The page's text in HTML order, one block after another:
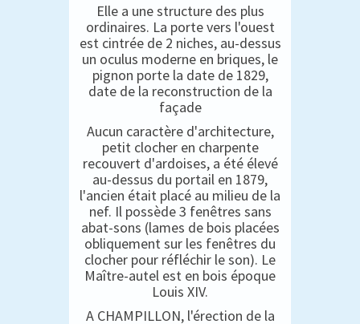
Elle a une structure des plus
ordinaires. La porte vers l'ouest
est cintrée de 2 niches, au-dessus
un oculus moderne en briques, le
pignon porte la date de 1829,
date de la reconstruction de la
façade
Aucun caractère d'architecture,
petit clocher en charpente
recouvert d'ardoises, a été élevé
au-dessus du portail en 1879,
l'ancien était placé au milieu de la
nef. Il possède 3 fenêtres sans
abat-sons (lames de bois placées
obliquement sur les fenêtres du
clocher pour réfléchir le son). Le
Maître-autel est en bois époque
Louis XIV.
A CHAMPILLON, l'érection de la